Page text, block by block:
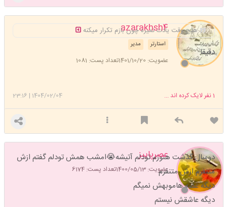
azarakhsh4
مدیر استارتر
عضویت: 1401/10/20 تعداد پست: 1081
هیچ وقت یادت نمیره چون بازم تکرار میکنه
دقیقا
1404/02/04
|
23:16 1نفر لایک کرده اند ...
عصرپاییز
عضویت: 1400/05/13 تعداد پست: 6174
دوسال گذشت هنوزم تودلم آتیشه😭امشب همش تودلم گفتم ازش
متنفرم ازش متنفرم
دیگه غصه هاموبهش نمیگم
دیگه عاشقش نیستم